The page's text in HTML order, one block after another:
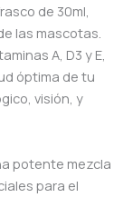
de 30ml,
las mascotas.
A, D3 y E,
óptima de tu
visión, y
potente mezcla
para el